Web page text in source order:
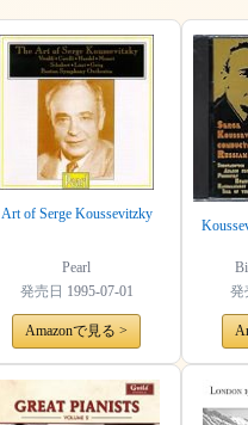
Art of Serge Koussevitzky
Pearl
発売日 1995-07-01
Amazonで見る >
発